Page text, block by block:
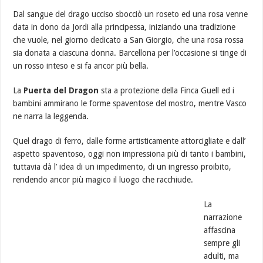
Dal sangue del drago ucciso sbocciò un roseto ed una rosa venne
data in dono da Jordi alla principessa, iniziando una tradizione
che vuole, nel giorno dedicato a San Giorgio, che una rosa rossa
sia donata a ciascuna donna. Barcellona per l’occasione si tinge di
un rosso inteso e si fa ancor più bella.
La Puerta del Dragon sta a protezione della Finca Guell ed i
bambini ammirano le forme spaventose del mostro, mentre Vasco
ne narra la leggenda.
Quel drago di ferro, dalle forme artisticamente attorcigliate e dall’
aspetto spaventoso, oggi non impressiona più di tanto i bambini,
tuttavia dà l’ idea di un impedimento, di un ingresso proibito,
rendendo ancor più magico il luogo che racchiude.
La
narrazione
affascina
sempre gli
adulti, ma